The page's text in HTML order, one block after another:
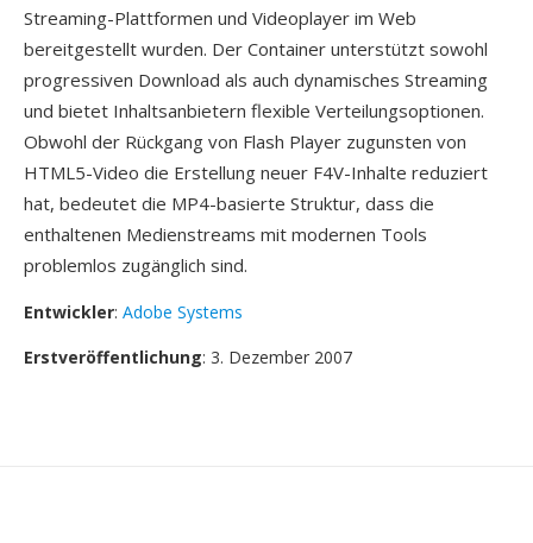
Streaming-Plattformen und Videoplayer im Web
bereitgestellt wurden. Der Container unterstützt sowohl
progressiven Download als auch dynamisches Streaming
und bietet Inhaltsanbietern flexible Verteilungsoptionen.
Obwohl der Rückgang von Flash Player zugunsten von
HTML5-Video die Erstellung neuer F4V-Inhalte reduziert
hat, bedeutet die MP4-basierte Struktur, dass die
enthaltenen Medienstreams mit modernen Tools
problemlos zugänglich sind.
Entwickler: Adobe Systems
Erstveröffentlichung: 3. Dezember 2007